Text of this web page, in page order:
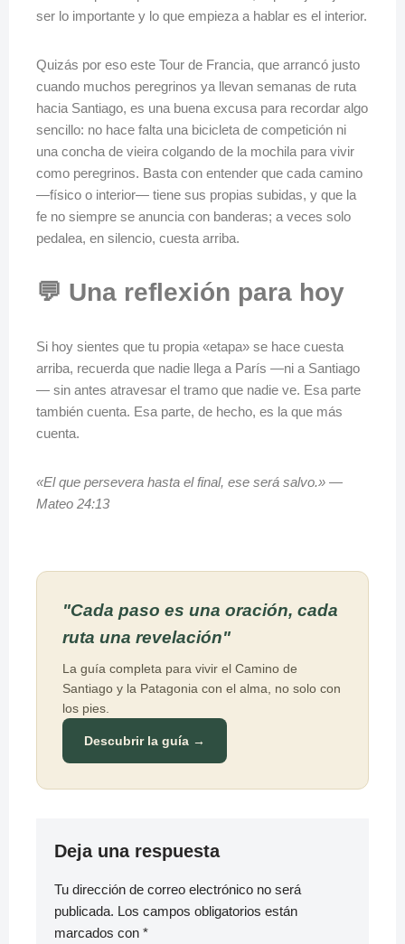
ser lo importante y lo que empieza a hablar es el interior.
Quizás por eso este Tour de Francia, que arrancó justo
cuando muchos peregrinos ya llevan semanas de ruta
hacia Santiago, es una buena excusa para recordar algo
sencillo: no hace falta una bicicleta de competición ni
una concha de vieira colgando de la mochila para vivir
como peregrinos. Basta con entender que cada camino
—físico o interior— tiene sus propias subidas, y que la
fe no siempre se anuncia con banderas; a veces solo
pedalea, en silencio, cuesta arriba.
💬 Una reflexión para hoy
Si hoy sientes que tu propia «etapa» se hace cuesta
arriba, recuerda que nadie llega a París —ni a Santiago
— sin antes atravesar el tramo que nadie ve. Esa parte
también cuenta. Esa parte, de hecho, es la que más
cuenta.
«El que persevera hasta el final, ese será salvo.» —
Mateo 24:13
"Cada paso es una oración, cada
ruta una revelación"
La guía completa para vivir el Camino de
Santiago y la Patagonia con el alma, no solo con
los pies.
Descubrir la guía →
Deja una respuesta
Tu dirección de correo electrónico no será
publicada. Los campos obligatorios están
marcados con *